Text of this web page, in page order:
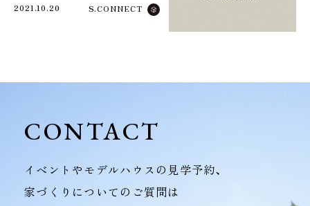
2021.10.20 S.CONNECT
CONTACT
イベントやモデルハウスの見学予約、
家づくりについてのご質問は